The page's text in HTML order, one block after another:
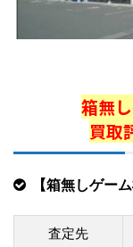
箱無
買取
【箱無しゲー
査定先